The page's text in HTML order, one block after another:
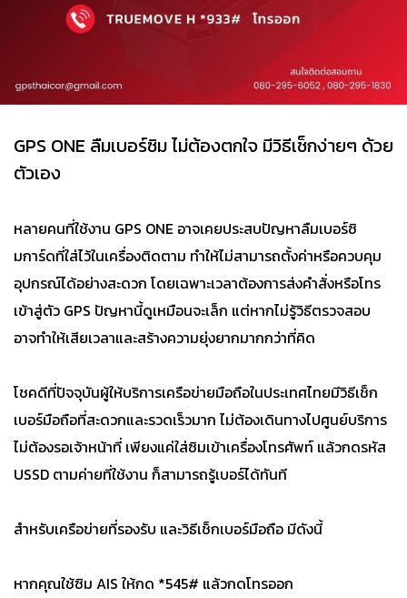
GPS ONE ลืมเบอร์ซิม ไม่ต้องตกใจ มีวิธีเช็กง่ายๆ ด้วย
ตัวเอง
หลายคนที่ใช้งาน GPS ONE อาจเคยประสบปัญหาลืมเบอร์ซิ
มการ์ดที่ใส่ไว้ในเครื่องติดตาม ทำให้ไม่สามารถตั้งค่าหรือควบคุม
อุปกรณ์ได้อย่างสะดวก โดยเฉพาะเวลาต้องการส่งคำสั่งหรือโทร
เข้าสู่ตัว GPS ปัญหานี้ดูเหมือนจะเล็ก แต่หากไม่รู้วิธีตรวจสอบ
อาจทำให้เสียเวลาและสร้างความยุ่งยากมากกว่าที่คิด
โชคดีที่ปัจจุบันผู้ให้บริการเครือข่ายมือถือในประเทศไทยมีวิธีเช็ก
เบอร์มือถือที่สะดวกและรวดเร็วมาก ไม่ต้องเดินทางไปศูนย์บริการ
ไม่ต้องรอเจ้าหน้าที่ เพียงแค่ใส่ซิมเข้าเครื่องโทรศัพท์ แล้วกดรหัส
USSD ตามค่ายที่ใช้งาน ก็สามารถรู้เบอร์ได้ทันที
สำหรับเครือข่ายที่รองรับ และวิธีเช็กเบอร์มือถือ มีดังนี้
หากคุณใช้ซิม AIS ให้กด *545# แล้วกดโทรออก